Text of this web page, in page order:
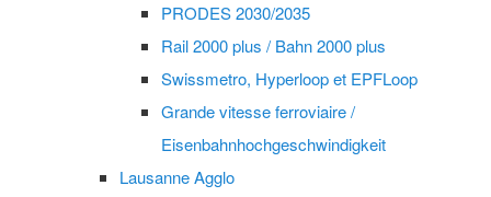
PRODES 2030/2035
Rail 2000 plus / Bahn 2000 plus
Swissmetro, Hyperloop et EPFLoop
Grande vitesse ferroviaire /
Eisenbahnhochgeschwindigkeit
Lausanne Agglo